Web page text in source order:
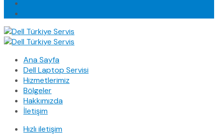
Ana Sayfa
Dell Laptop Servisi
Hizmetlerimiz
Bölgeler
Hakkımızda
İletişim
Hızlı iletişim